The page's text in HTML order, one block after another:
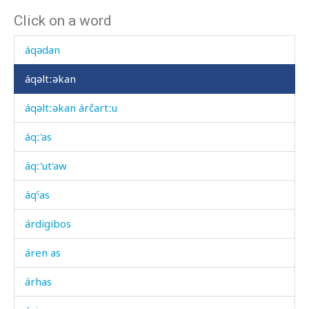
Click on a word
áqugʷas
áqədan
áqəltːəkan
áqəltːəkan árčartːu
áqː'as
áqː'ut'aw
áqˤas
árdigibos
áren as
árhas